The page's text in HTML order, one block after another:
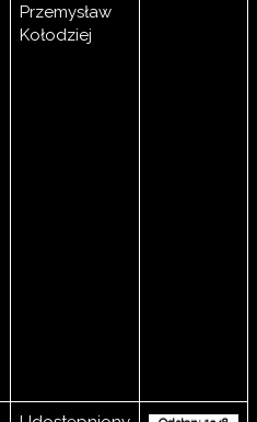
Przemysław
Kołodziej